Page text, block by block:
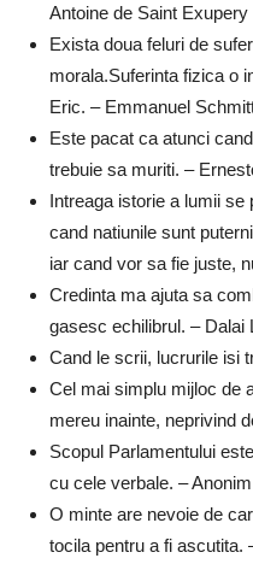
Antoine de Saint Exupery
Exista doua feluri de
morala.Suferinta fizica o
Eric. – Emmanuel
Este pacat ca atunci
trebuie sa muriti. –
Intreaga istorie a lumii
cand natiunile sunt
iar cand vor sa fie juste,
Credinta ma ajuta sa
gasesc echilibrul. – Dalai
Cand le scrii, lucrurile isi
Cel mai simplu mijloc de
mereu inainte, neprivind
Scopul Parlamentului
cu cele verbale. – Anonim
O minte are nevoie de
tocila pentru a fi ascutita.